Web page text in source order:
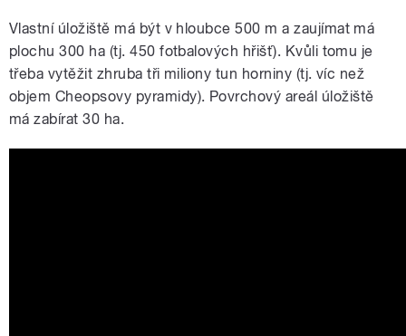
Vlastní úložiště má být v hloubce 500 m a zaujímat má
plochu 300 ha (tj. 450 fotbalových hřišť). Kvůli tomu je
třeba vytěžit zhruba tři miliony tun horniny (tj. víc než
objem Cheopsovy pyramidy). Povrchový areál úložiště
má zabírat 30 ha.